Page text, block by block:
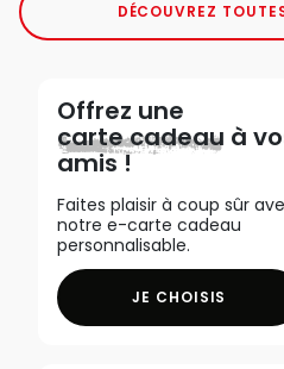
DÉCOUVREZ
Offrez une
carte cadeau à
amis !
Faites plaisir à coup sûr
notre e-carte cadeau
personnalisable.
JE CHOISIS